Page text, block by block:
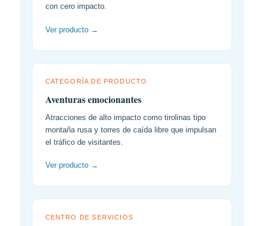
con cero impacto.
Ver producto →
CATEGORÍA DE PRODUCTO
Aventuras emocionantes
Atracciones de alto impacto como tirolinas tipo
montaña rusa y torres de caída libre que impulsan
el tráfico de visitantes.
Ver producto →
CENTRO DE SERVICIOS